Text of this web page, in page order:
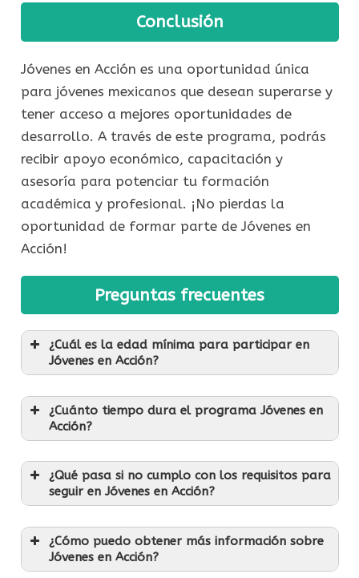
Conclusión
Jóvenes en Acción es una oportunidad única
para jóvenes mexicanos que desean superarse y
tener acceso a mejores oportunidades de
desarrollo. A través de este programa, podrás
recibir apoyo económico, capacitación y
asesoría para potenciar tu formación
académica y profesional. ¡No pierdas la
oportunidad de formar parte de Jóvenes en
Acción!
Preguntas frecuentes
¿Cuál es la edad mínima para participar en
Jóvenes en Acción?
¿Cuánto tiempo dura el programa Jóvenes en
Acción?
¿Qué pasa si no cumplo con los requisitos para
seguir en Jóvenes en Acción?
¿Cómo puedo obtener más información sobre
Jóvenes en Acción?